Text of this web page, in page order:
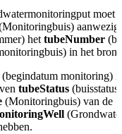
moet
aanwezig
het tubeNumber
in het
(begindatum monitoring)
tubeStatus
(Monitoringbuis) van de